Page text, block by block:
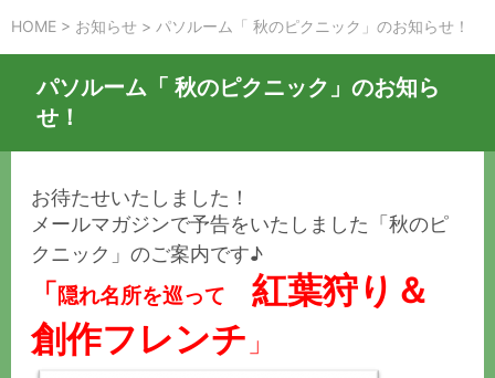
HOME > お知らせ > パソルーム「 秋のピクニック」のお知らせ！
パソルーム「 秋のピクニック」のお知ら
せ！
お待たせいたしました！
メールマガジンで予告をいたしました「秋のピ
クニック」のご案内です♪
「隠れ名所を巡って
紅葉狩り＆
創作フレンチ 」